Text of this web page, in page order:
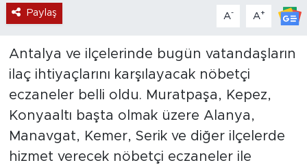
Paylaş A- A+
Antalya ve ilçelerinde bugün vatandaşların
ilaç ihtiyaçlarını karşılayacak nöbetçi
eczaneler belli oldu. Muratpaşa, Kepez,
Konyaaltı başta olmak üzere Alanya,
Manavgat, Kemer, Serik ve diğer ilçelerde
hizmet verecek nöbetçi eczaneler ile
Turizm